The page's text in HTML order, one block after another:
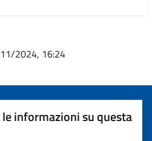
2024, 16:24
informazioni su questa